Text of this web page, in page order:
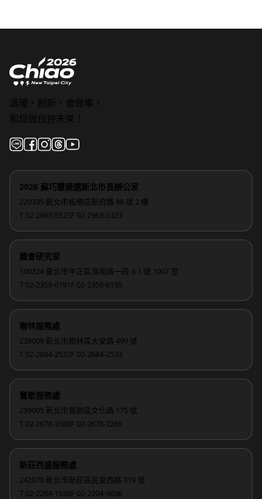
溫暖、創新、會做事，
和您做伙拚未來！
2026 蘇巧慧競選新北市長辦公室
220335 新北市板橋區新府路 88 號 2 樓
T 02-2963-5523F 02-2963-5323
國會研究室
100224 臺北市中正區濟南路一段 3-1 號 1007 室
T 02-2358-6191 F 02-2358-6195
樹林服務處
238009 新北市樹林區大安路 499 號
T 02-2684-2522F 02-2684-2533
鶯歌服務處
239005 新北市鶯歌區文化路 175 號
T 02-2678-3368F 02-2678-2268
新莊西盛服務處
242070 新北市新莊區民安西路 319 號
T 02-2204-1638F 02-2204-9636